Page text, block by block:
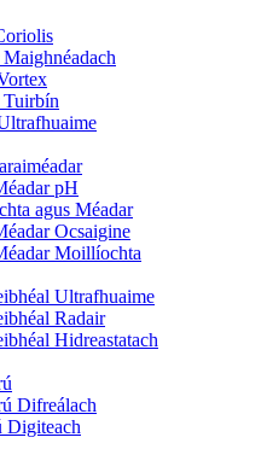
Tuirbín
pH
agus Méadar
Ocsaigine
Moillíochta
Ultrafhuaime
Radair
Hidreastatach
Difreálach
Digiteach